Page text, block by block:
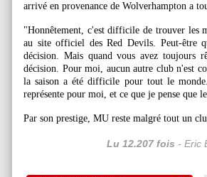
arrivé en provenance de Wolverhampton a
"Honnêtement, c'est difficile de trouver les
au site officiel des Red Devils. Peut-être
décision. Mais quand vous avez toujours
décision. Pour moi, aucun autre club n'est
la saison a été difficile pour tout le
représente pour moi, et ce que je pense que
Par son prestige, MU reste malgré tout un
Lu 12.207 fois - Eric